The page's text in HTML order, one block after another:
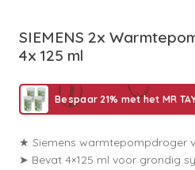
SIEMENS 2x
4x 125 ml
Bespaar 21% met het MR
★ Siemens warmtepompdroger
➤ Bevat 4×125 ml voor grondig